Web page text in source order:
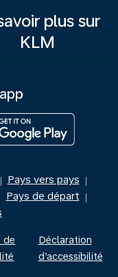
savoir plus sur
KLM
| Pays vers pays |
Pays de départ |
de
Déclaration
d’accessibilité